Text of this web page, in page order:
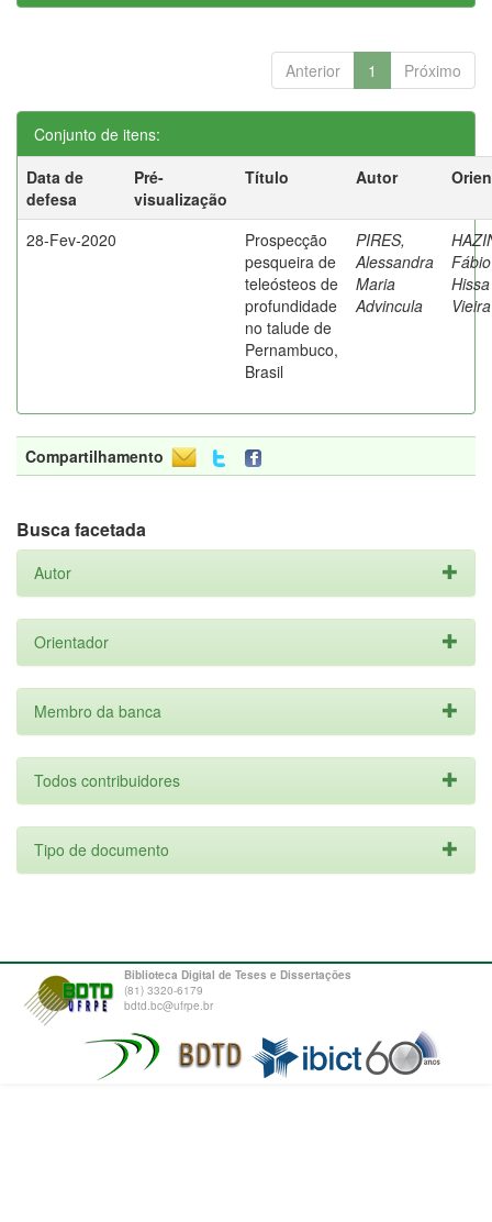
Anterior 1 Próximo
Conjunto de itens:
Data de
defesa
Pré-
visualização
Título Autor
28-Fev-2020
Prospecção
pesqueira de
teleósteos de
profundidade
no talude de
Pernambuco,
Brasil
PIRES,
Alessandra
Maria
Advincula
Fábio
Hissa
Vieira
Compartilhamento
Busca facetada
Autor
Orientador
Membro da banca
Todos contribuidores
Tipo de documento
Biblioteca Digital de Teses e Dissertações
(81) 3320-6179
bdtd.bc@ufrpe.br